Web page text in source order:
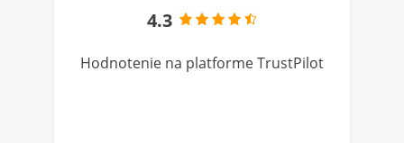
4.3
Hodnotenie na platforme TrustPilot